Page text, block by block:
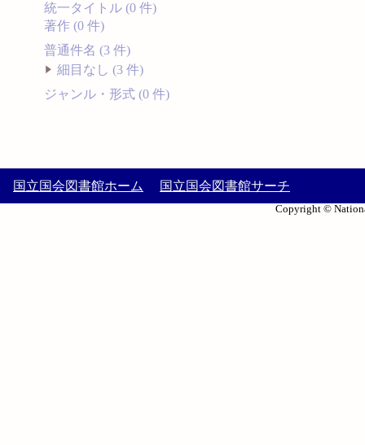
統一タイトル (0 件)
著作 (0 件)
普通件名 (3 件)
細目なし (3 件)
ジャンル・形式 (0 件)
国立国会図書館ホーム 国立国会図書館サーチ
Copyright ©